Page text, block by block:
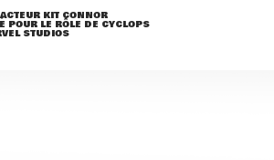
KIT CONNOR
POUR LE RÔLE DE CYCLOPS
STUDIOS